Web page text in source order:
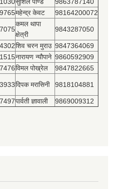
सुशिल पाण्डे
9863787140
महेन्द्र केवट 98164200072
कमल थापा
क्षेत्री
9843287050
शिव चरन मुराउ 9847364069
नारायण न्यौपाने 9860592909
विमल पोख्रेल 9847822665
दिपक मरासिनी 9818104881
पार्वती ज्ञावाली 9869009312